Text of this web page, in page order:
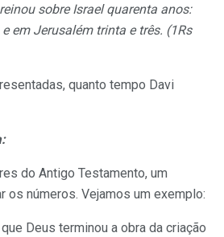
sobre Israel quarenta anos:
em Jerusalém trinta e três. (1Rs
quanto tempo Davi
do Antigo Testamento, um
os números. Vejamos um exemplo:
Deus terminou a obra da criação